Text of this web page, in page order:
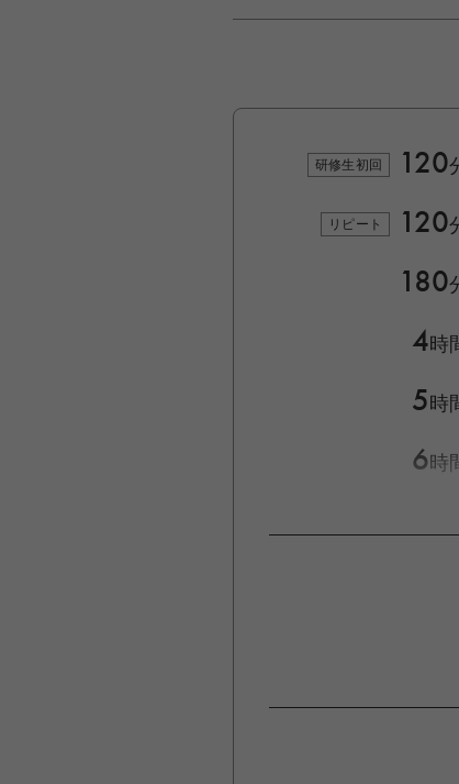
研修生初回 120
リピート 120
180
4時
5時
6時